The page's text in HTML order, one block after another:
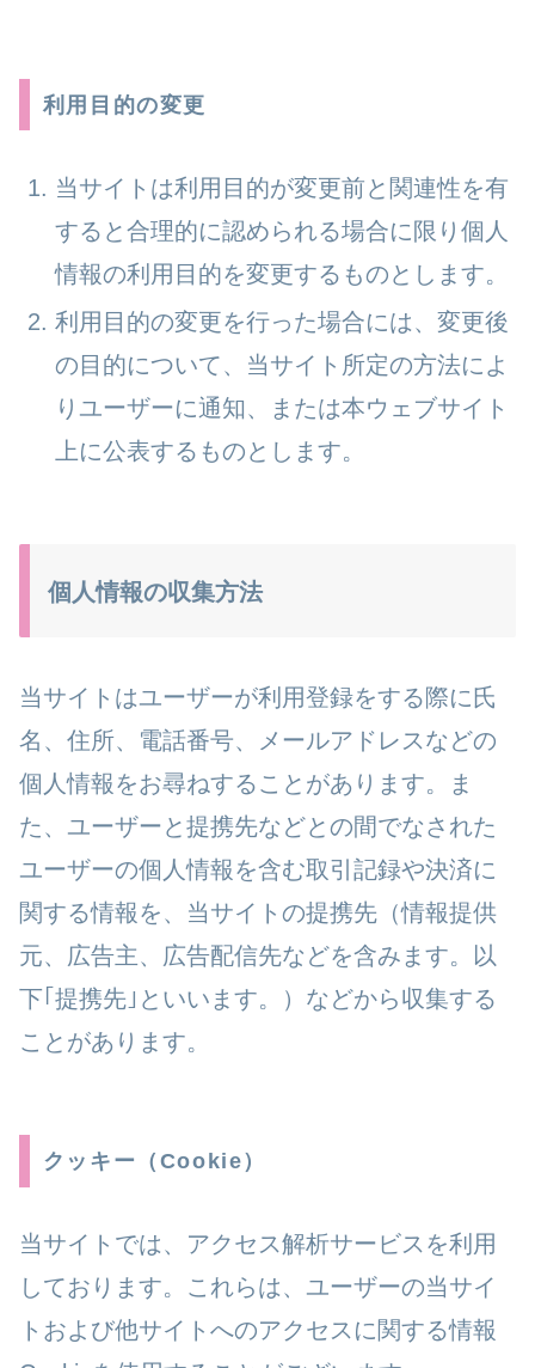
利用目的の変更
当サイトは利用目的が変更前と関連性を有
すると合理的に認められる場合に限り個人
情報の利用目的を変更するものとします。
利用目的の変更を行った場合には、変更後
の目的について、当サイト所定の方法によ
りユーザーに通知、または本ウェブサイト
上に公表するものとします。
個人情報の収集方法
当サイトはユーザーが利用登録をする際に氏
名、住所、電話番号、メールアドレスなどの
個人情報をお尋ねすることがあります。ま
た、ユーザーと提携先などとの間でなされた
ユーザーの個人情報を含む取引記録や決済に
関する情報を、当サイトの提携先（情報提供
元、広告主、広告配信先などを含みます。以
下｢提携先｣といいます。）などから収集する
ことがあります。
クッキー（Cookie）
当サイトでは、アクセス解析サービスを利用
しております。これらは、ユーザーの当サイ
トおよび他サイトへのアクセスに関する情報